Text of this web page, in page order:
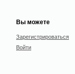
Вы можете
Зарегистрироваться
Войти